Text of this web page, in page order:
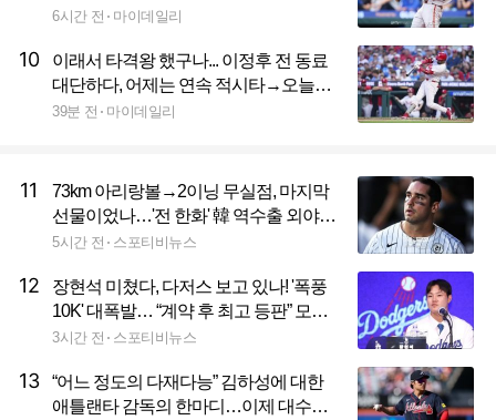
0-6 완패→2연패 빠졌다
6시간 전 마이데일리
10
이래서 타격왕 했구나... 이정후 전 동료
대단하다, 어제는 연속 적시타→오늘은
홈런 쾅 'PHI 좋겠네'
39분 전 마이데일리
11
73km 아리랑볼→2이닝 무실점, 마지막
선물이었나…'전 한화' 韓 역수출 외야
수, 스스로 방출 택했다
5시간 전 스포티비뉴스
12
장현석 미쳤다, 다저스 보고 있나! '폭풍
10K' 대폭발… “계약 후 최고 등판” 모두
가 놀랐다
3시간 전 스포티비뉴스
13
“어느 정도의 다재다능” 김하성에 대한
애틀랜타 감독의 한마디…이제 대수비·